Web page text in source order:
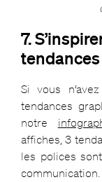
7.
Si vous
tendances
notre
affiches, 3
les polices